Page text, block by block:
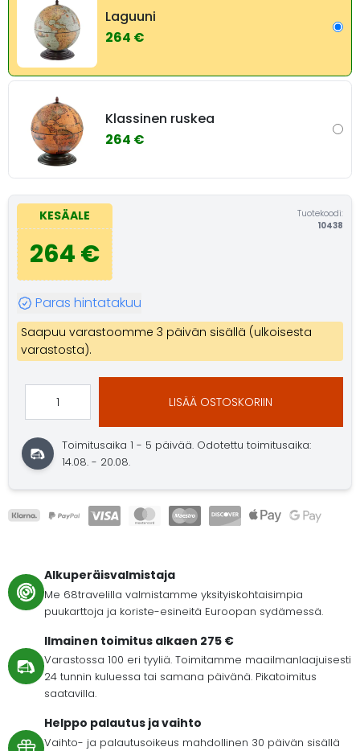
Laguuni
264 €
Klassinen ruskea
264 €
KESÄALE
264 €
Tuotekoodi:
10438
Paras hintatakuu
Saapuu varastoomme 3 päivän sisällä (ulkoisesta
varastosta).
LISÄÄ OSTOSKORIIN
Toimitusaika 1 - 5 päivää. Odotettu toimitusaika:
14.08. - 20.08.
Alkuperäisvalmistaja
Me 68travelilla valmistamme yksityiskohtaisimpia
puukarttoja ja koriste-esineitä Euroopan sydämessä.
Ilmainen toimitus alkaen 275 €
Varastossa 100 eri tyyliä. Toimitamme maailmanlaajuisesti
24 tunnin kuluessa tai samana päivänä. Pikatoimitus
saatavilla.
Helppo palautus ja vaihto
Vaihto- ja palautusoikeus mahdollinen 30 päivän sisällä